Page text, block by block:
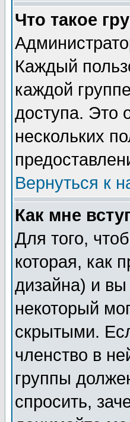
Что такое
Каждый
каждой
доступа. Это
нескольких
Вернуться к
Как мне
Для того,
которая, как
дизайна) и
некоторый
скрытыми.
членство в
группы
спросить,